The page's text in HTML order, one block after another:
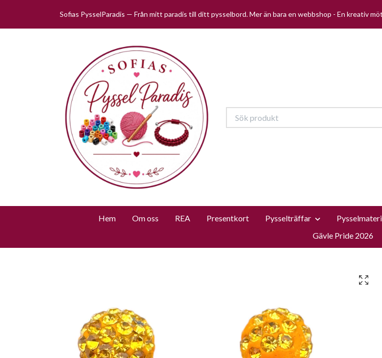
Sofias PysselParadis — Från mitt paradis till ditt pysselbord. Mer än bara en webbshop - En kreativ
Hem Om oss REA Presentkort Pysselträffar
Gävle Pride 2026